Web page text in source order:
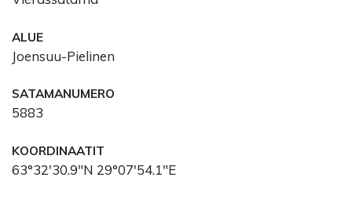
ALUE
Joensuu-Pielinen
SATAMANUMERO
5883
KOORDINAATIT
63°32'30.9"N 29°07'54.1"E